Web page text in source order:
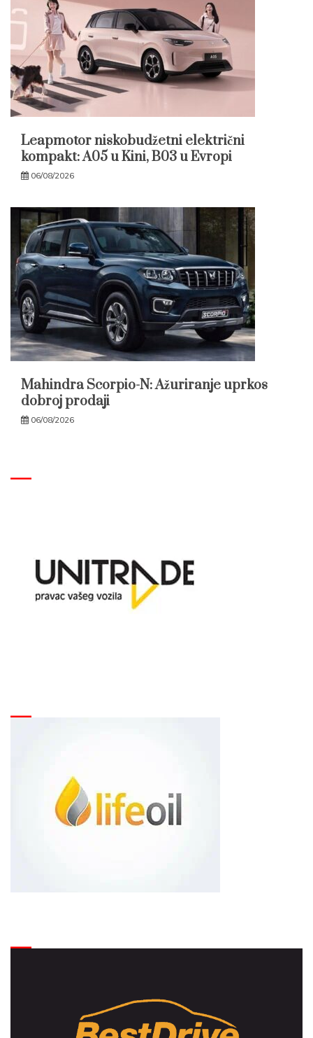
Leapmotor niskobudžetni električni
kompakt: A05 u Kini, B03 u Evropi
06/08/2026
Mahindra Scorpio-N: Ažuriranje uprkos
dobroj prodaji
06/08/2026